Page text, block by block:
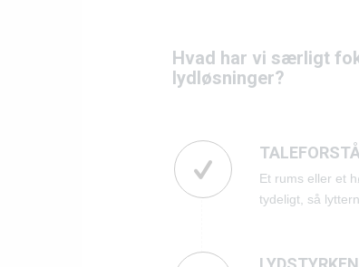
Hvad har vi særligt
lydløsninger?
Et rums eller et
tydeligt, så